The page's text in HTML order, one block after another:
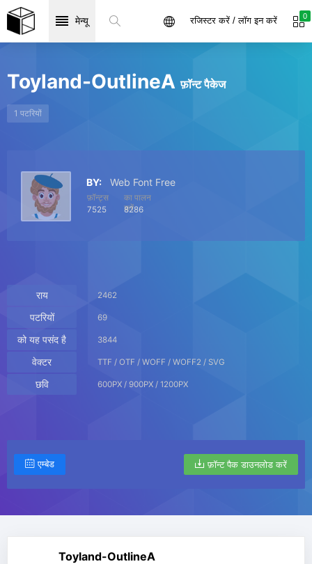
मेन्यू 0
रजिस्टर करें / लॉग इन करें
Toyland-OutlineAफ़ॉन्ट पैकेज
1 पटरियों
BY: Web Font Free
फ़ॉन्ट्स
7525
का पालन
करें
8286
राय 2462
पटरियों 69
को यह पसंद है 3844
वेक्टर TTF / OTF / WOFF / WOFF2 / SVG
छवि 600PX / 900PX / 1200PX
एम्बेड फ़ॉन्ट पैक डाउनलोड करें
Toyland-OutlineA